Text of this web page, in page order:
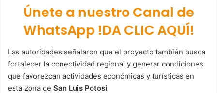
Únete a nuestro Canal de
WhatsApp !DA CLIC AQUÍ!
Las autoridades señalaron que el proyecto también busca
fortalecer la conectividad regional y generar condiciones
que favorezcan actividades económicas y turísticas en
esta zona de San Luis Potosí.